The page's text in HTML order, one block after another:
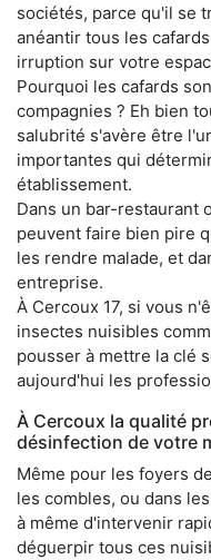
sociétés, parce qu'il se
anéantir tous les
irruption sur votre
Pourquoi les cafards
compagnies ? Eh bien
salubrité s'avère être
importantes qui
établissement.
Dans un bar-restaurant
peuvent faire bien pire
les rendre malade, et
entreprise.
À Cercoux 17, si vous
insectes nuisibles
pousser à mettre la clé
aujourd'hui les
À Cercoux la qualité
désinfection de votre
Même pour les foyers
les combles, ou dans
à même d'intervenir
déguerpir tous ces